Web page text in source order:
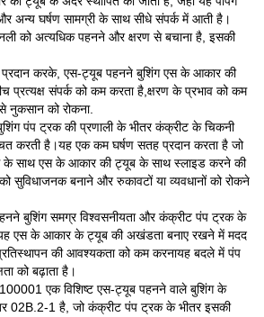
अन्य घर्षण सामग्री के साथ सीधे संपर्क में आती है।
को अत्यधिक पहनने और क्षरण से बचाना है, इसकी
करके, एस-ट्यूब पहनने बुशिंग एस के आकार की
प्रत्यक्ष संपर्क को कम करता है,क्षरण के प्रभाव को कम
नुकसान को रोकना.
पंप ट्रक की प्रणाली के भीतर कंक्रीट के चिकनी
करती है।यह एक कम घर्षण सतह प्रदान करता है जो
के साथ एस के आकार की ट्यूब के साथ स्लाइड करने की
सुविधाजनक बनाने और रुकावटों या व्यवधानों को रोकने
बुशिंग समग्र विश्वसनीयता और कंक्रीट पंप ट्रक के
यह एस के आकार के ट्यूब की अखंडता बनाए रखने में मदद
की आवश्यकता को कम करनायह बदले में पंप
को बढ़ाता है।
एक विशिष्ट एस-ट्यूब पहनने वाले बुशिंग के
02B.2-1 है, जो कंक्रीट पंप ट्रक के भीतर इसकी